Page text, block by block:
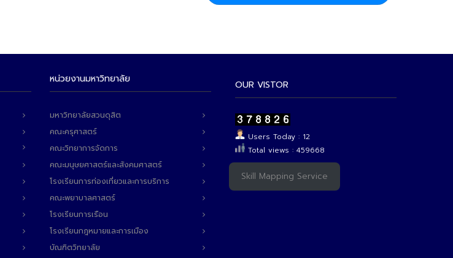
หน่วยงานมหาวิทยาลัย
มหาวิทยาลัยสวนดุสิต
คณะครุศาสตร์
คณะวิทยาการจัดการ
คณะมนุษยศาสตร์และสังคมศาสตร์
โรงเรียนการท่องเที่ยวและการบริการ
คณะพยาบาลศาสตร์
โรงเรียนการเรือน
โรงเรียนกฎหมายและการเมือง
บัณฑิตวิทยาลัย
OUR VISTOR
Users Today : 12
Total views : 459668
Skill Mapping Service